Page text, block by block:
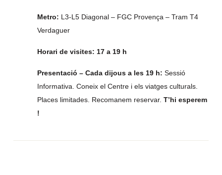
Metro: L3-L5 Diagonal – FGC Provença – Tram T4
Verdaguer
Horari de visites: 17 a 19 h
Presentació – Cada dijous a les 19 h: Sessió
Informativa. Coneix el Centre i els viatges culturals.
Places limitades. Recomanem reservar. T’hi esperem
!